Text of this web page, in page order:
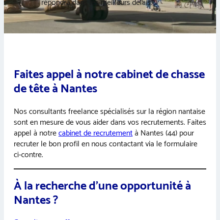
répondra dans les meilleurs délais.
Faites appel à notre cabinet de chasse
de tête à Nantes
Nos consultants freelance spécialisés sur la région nantaise
sont en mesure de vous aider dans vos recrutements. Faites
appel à notrecabinet de recrutementà Nantes (44) pour
recruter le bon profil en nous contactant via le formulaire
ci-contre.
À la recherche d’une opportunité à
Nantes ?